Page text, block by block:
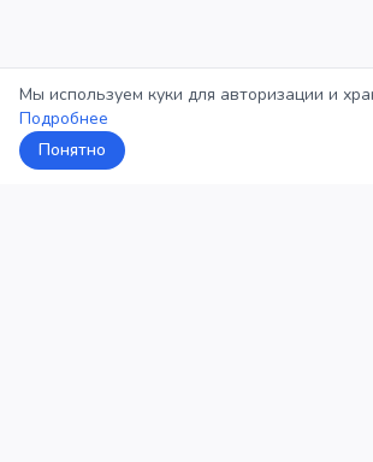
Мы используем куки для авторизации и
Подробнее
Понятно